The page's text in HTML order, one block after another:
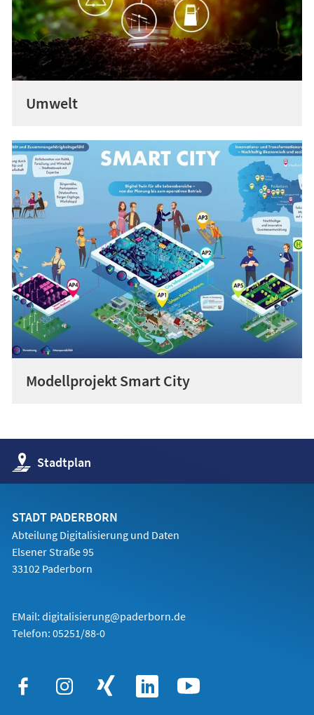
Umwelt
Modellprojekt Smart City
Stadtplan
(Öffnet
in
einem
Tab)
STADT PADERBORN
Abteilung Digitalisierung und Daten
Elsener Straße 95
33102 Paderborn
EMail: digitalisierung@paderborn.de
Telefon: 05251/88-0